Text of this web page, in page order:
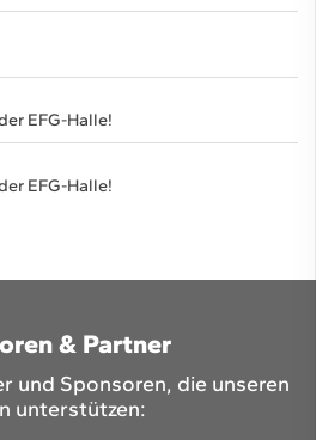
EFG-Halle!
EFG-Halle!
& Partner
und Sponsoren, die unseren
unterstützen: